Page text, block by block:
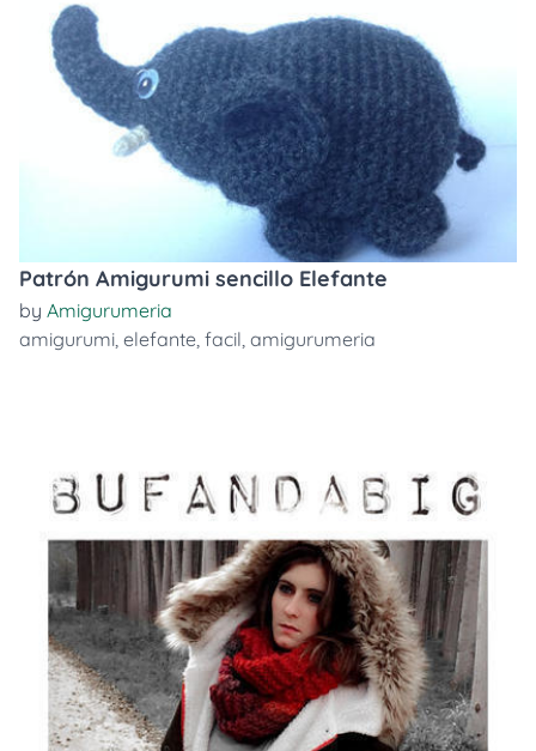
Patrón Amigurumi sencillo Elefante
by Amigurumeria
amigurumi, elefante, facil, amigurumeria